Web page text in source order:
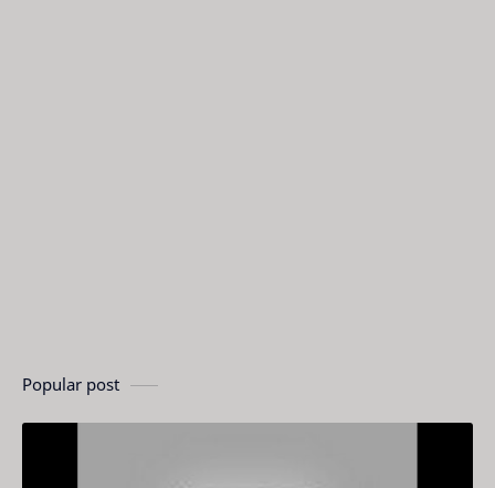
Popular post